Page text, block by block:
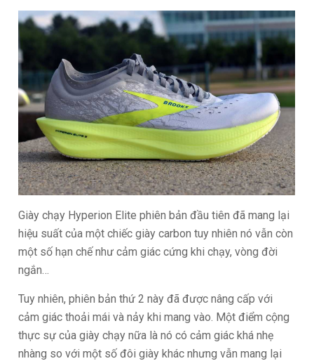
Giày chạy Hyperion Elite phiên bản đầu tiên đã mang lại
hiệu suất của một chiếc giày carbon tuy nhiên nó vẫn còn
một số hạn chế như cảm giác cứng khi chạy, vòng đời
ngắn…
Tuy nhiên, phiên bản thứ 2 này đã được nâng cấp với
cảm giác thoải mái và nảy khi mang vào. Một điểm cộng
thực sự của giày chạy nữa là nó có cảm giác khá nhẹ
nhàng so với một số đôi giày khác nhưng vẫn mang lại